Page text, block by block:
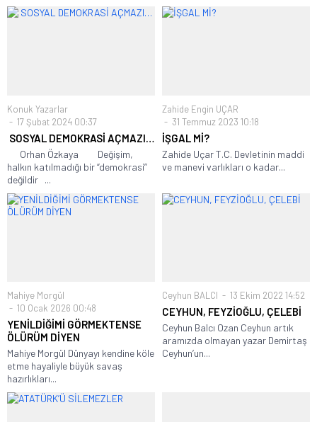
Konuk Yazarlar
17 Şubat 2024 00:37
SOSYAL DEMOKRASİ AÇMAZI…
Orhan Özkaya Değişim,
halkın katılmadığı bir “demokrasi”
değildir ...
Zahide Engin UÇAR
31 Temmuz 2023 10:18
İŞGAL Mİ?
Zahide Uçar T.C. Devletinin maddi
ve manevi varlıkları o kadar...
Mahiye Morgül
10 Ocak 2026 00:48
YENİLDİĞİMİ GÖRMEKTENSE
ÖLÜRÜM DİYEN
Mahiye Morgül Dünyayı kendine köle
etme hayaliyle büyük savaş
hazırlıkları...
Ceyhun BALCI 13 Ekim 2022 14:52
CEYHUN, FEYZİOĞLU, ÇELEBİ
Ceyhun Balcı Ozan Ceyhun artık
aramızda olmayan yazar Demirtaş
Ceyhun’un...